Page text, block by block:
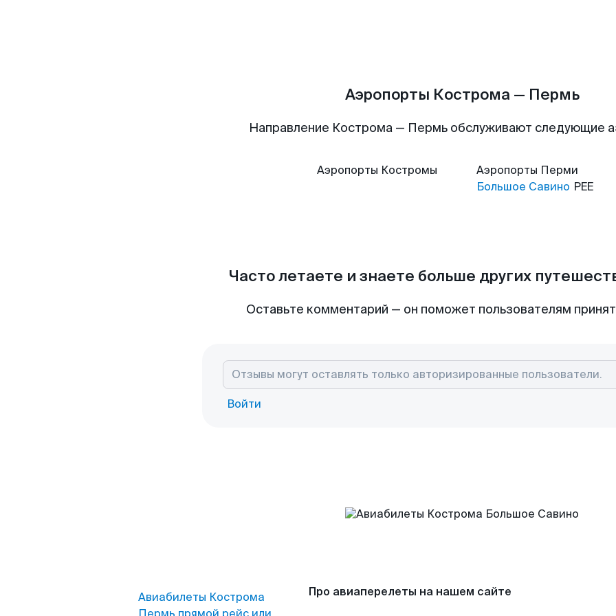
Аэропорты Кострома — Пермь
Направление Кострома — Пермь обслуживают следующие
Аэропорты Костромы Аэропорты Перми
Большое Савино PEE
Часто летаете и знаете больше других
Оставьте комментарий — он поможет пользователям
Войти
Авиабилеты Кострома
Про авиаперелеты на нашем сайте